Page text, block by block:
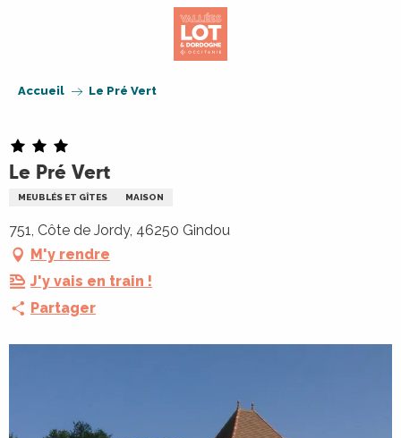
Accueil Le Pré Vert
Le Pré Vert
MEUBLÉS ET GÎTES MAISON
751, Côte de Jordy, 46250 Gindou
M'y rendre
J'y vais en train !
Partager